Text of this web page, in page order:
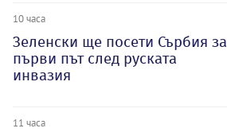
10 часа
Зеленски ще посети Сърбия за
първи път след руската
инвазия
11 часа